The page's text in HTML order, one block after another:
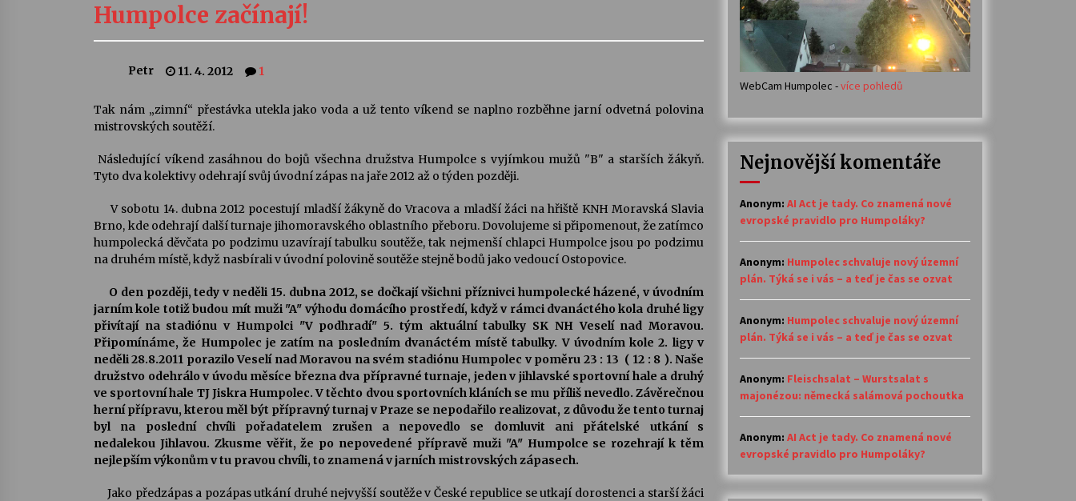
Pozvánka na integrační festival
Quijotova šedesátka: 28. 7.–1. 8.
28. 7. 2026
Kolchoz a Jenakaši
Votavžatský ploty
23. 7. 2026
Letní koncerty ve Stromovce: Rufus
Miller
Vysočinka
14. 7. 2026
Za kulturou kousek za Humpolec. V
13. 7. 2026
Varhanní recitál Michala Novenka v
3. 7. 2026
30. 6. 2026
Humpolce začínají!
Petr 11. 4. 2012 1
Tak nám „zimní“ přestávka utekla jako voda a už tento víkend se naplno rozběhne jarní odvetná polovina
mistrovských soutěží.
Následující víkend zasáhnou do bojů všechna družstva Humpolce s vyjímkou mužů "B" a starších žákyň.
Tyto dva kolektivy odehrají svůj úvodní zápas na jaře 2012 až o týden později.
V sobotu 14. dubna 2012 pocestují mladší žákyně do Vracova a mladší žáci na hřiště KNH Moravská Slavia
Brno, kde odehrají další turnaje jihomoravského oblastního přeboru. Dovolujeme si připomenout, že zatímco
humpolecká děvčata po podzimu uzavírají tabulku soutěže, tak nejmenší chlapci Humpolce jsou po podzimu
na druhém místě, když nasbírali v úvodní polovině soutěže stejně bodů jako vedoucí Ostopovice.
O den později, tedy v neděli 15. dubna 2012, se dočkají všichni příznivci humpolecké házené, v úvodním
jarním kole totiž budou mít muži "A" výhodu domácího prostředí, když v rámci dvanáctého kola druhé ligy
přivítají na stadiónu v Humpolci "V podhradí" 5. tým aktuální tabulky SK NH Veselí nad Moravou.
Připomínáme, že Humpolec je zatím na posledním dvanáctém místě tabulky. V úvodním kole 2. ligy v
neděli 28.8.2011 porazilo Veselí nad Moravou na svém stadiónu Humpolec v poměru 23 : 13 ( 12 : 8 ). Naše
družstvo odehrálo v úvodu měsíce března dva přípravné turnaje, jeden v jihlavské sportovní hale a druhý
ve sportovní hale TJ Jiskra Humpolec. V těchto dvou sportovních kláních se mu příliš nevedlo. Závěrečnou
herní přípravu, kterou měl být přípravný turnaj v Praze se nepodařilo realizovat, z důvodu že tento turnaj
byl na poslední chvíli pořadatelem zrušen a nepovedlo se domluvit ani přátelské utkání s
nedalekou Jihlavou. Zkusme věřit, že po nepovedené přípravě muži "A" Humpolce se rozehrají k těm
nejlepším výkonům v tu pravou chvíli, to znamená v jarních mistrovských zápasech.
Jako předzápas a pozápas utkání druhé nejvyšší soutěže v České republice se utkají dorostenci a starší žáci
WebCam Humpolec -více pohledů
Nejnovější komentáře
Anonym: AI Act je tady. Co znamená nové
evropské pravidlo pro Humpoláky?
Anonym: Humpolec schvaluje nový územní
plán. Týká se i vás – a teď je čas se ozvat
Anonym: Humpolec schvaluje nový územní
plán. Týká se i vás – a teď je čas se ozvat
Anonym: Fleischsalat – Wurstsalat s
majonézou: německá salámová pochoutka
Anonym: AI Act je tady. Co znamená nové
evropské pravidlo pro Humpoláky?